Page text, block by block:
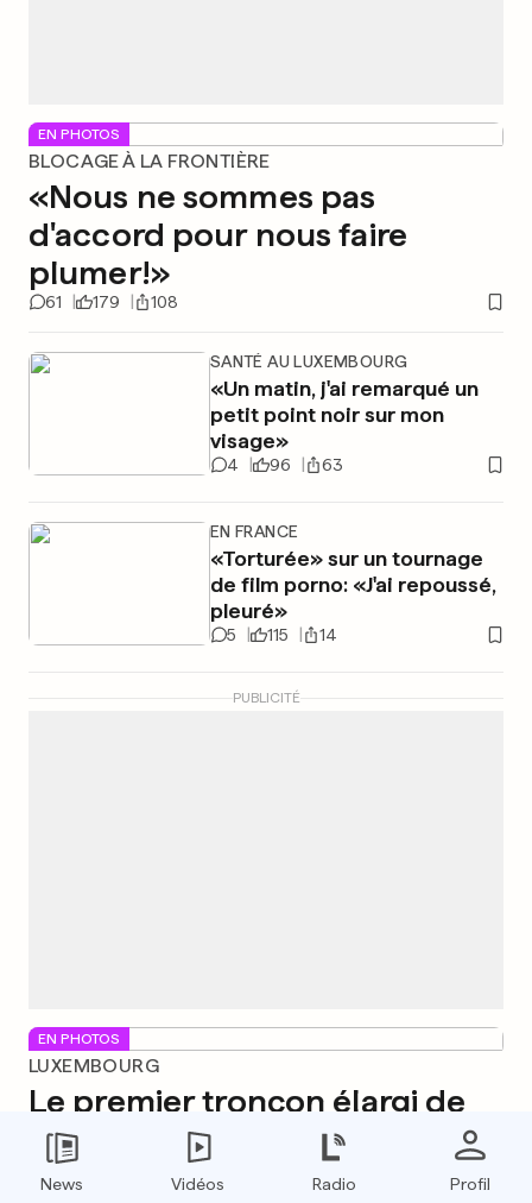
EN PHOTOS
BLOCAGE À LA FRONTIÈRE
«Nous ne sommes pas
d'accord pour nous faire
plumer!»
61 179 108
SANTÉ AU LUXEMBOURG
«Un matin, j'ai remarqué un
petit point noir sur mon
visage»
4 96 63
EN FRANCE
«Torturée» sur un tournage
de film porno: «J'ai repoussé,
pleuré»
5 115 14
PUBLICITÉ
EN PHOTOS
LUXEMBOURG
Le premier tronçon élargi de
l'A3 ouvre dimanche à 90
km/h
News Vidéos Radio Profil